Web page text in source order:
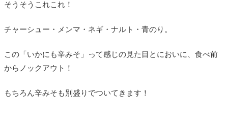
そうそうこれこれ！
チャーシュー・メンマ・ネギ・ナルト・青のり。
この「いかにも辛みそ」って感じの見た目とにおいに、食べ前
からノックアウト！
もちろん辛みそも別盛りでついてきます！